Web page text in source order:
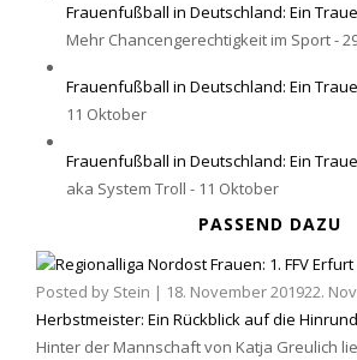
Frauenfußball in Deutschland: Ein
Mehr Chancengerechtigkeit im Sport -
Frauenfußball in Deutschland: Ein
11 Oktober
Frauenfußball in Deutschland: Ein
aka System Troll - 11 Oktober
PASSEND DAZU
Posted by Stein | 18. November 201922.
Herbstmeister: Ein Rückblick auf die
Hinter der Mannschaft von Katja Greulich